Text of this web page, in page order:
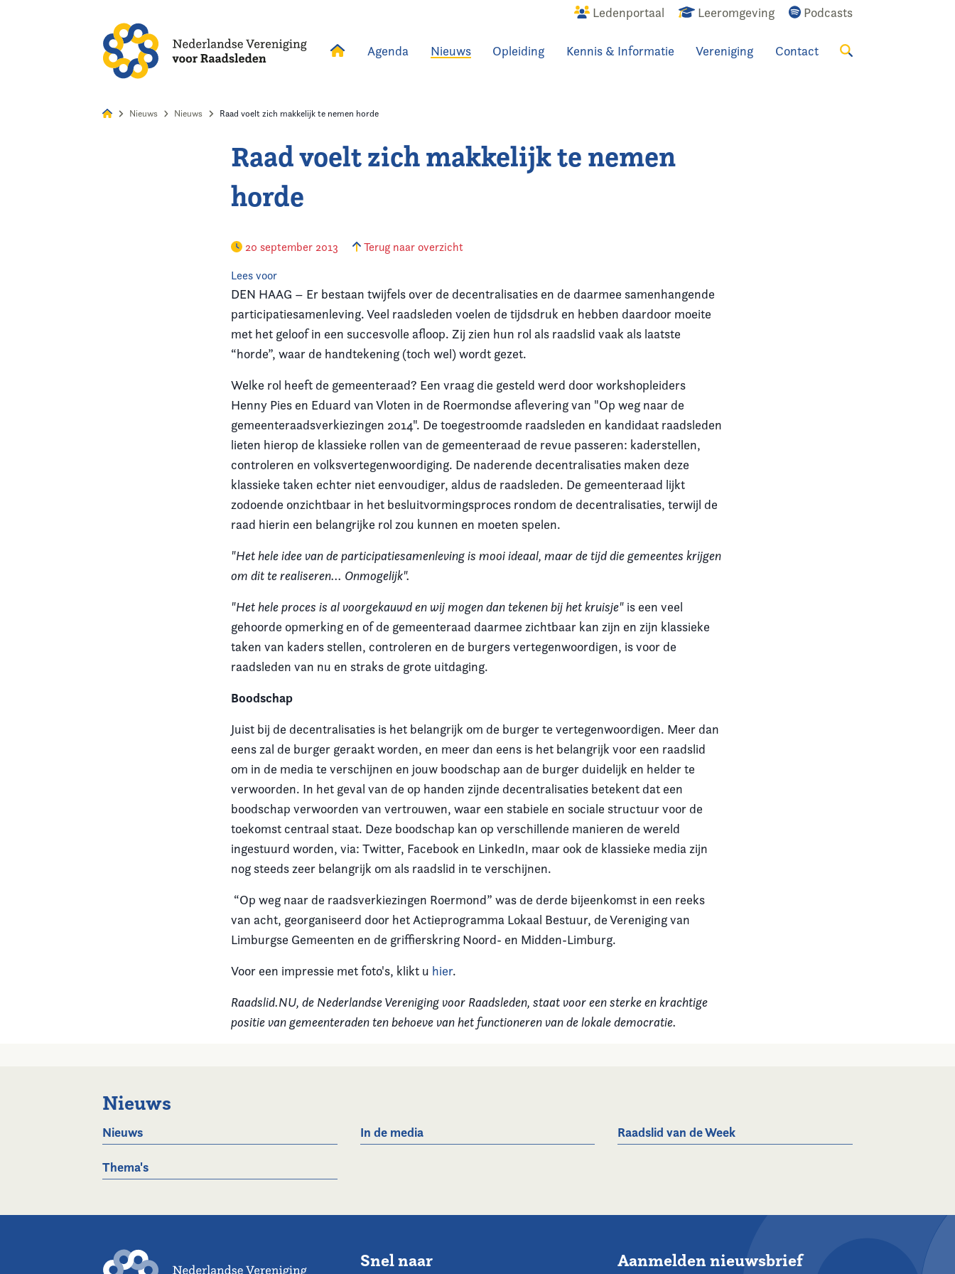
Ledenportaal Leeromgeving Podcasts
Agenda Nieuws Opleiding Kennis & Informatie Vereniging Contact
Nieuws Nieuws Raad voelt zich makkelijk te nemen horde
Raad voelt zich makkelijk te nemen
horde
20 september 2013 Terug naar overzicht
Lees voor
DEN HAAG – Er bestaan twijfels over de decentralisaties en de daarmee samenhangende
participatiesamenleving. Veel raadsleden voelen de tijdsdruk en hebben daardoor moeite
met het geloof in een succesvolle afloop. Zij zien hun rol als raadslid vaak als laatste
“horde”, waar de handtekening (toch wel) wordt gezet.
Welke rol heeft de gemeenteraad? Een vraag die gesteld werd door workshopleiders
Henny Pies en Eduard van Vloten in de Roermondse aflevering van "Op weg naar de
gemeenteraadsverkiezingen 2014". De toegestroomde raadsleden en kandidaat raadsleden
lieten hierop de klassieke rollen van de gemeenteraad de revue passeren: kaderstellen,
controleren en volksvertegenwoordiging. De naderende decentralisaties maken deze
klassieke taken echter niet eenvoudiger, aldus de raadsleden. De gemeenteraad lijkt
zodoende onzichtbaar in het besluitvormingsproces rondom de decentralisaties, terwijl de
raad hierin een belangrijke rol zou kunnen en moeten spelen.
"Het hele idee van de participatiesamenleving is mooi ideaal, maar de tijd die gemeentes krijgen
om dit te realiseren... Onmogelijk".
"Het hele proces is al voorgekauwd en wij mogen dan tekenen bij het kruisje" is een veel
gehoorde opmerking en of de gemeenteraad daarmee zichtbaar kan zijn en zijn klassieke
taken van kaders stellen, controleren en de burgers vertegenwoordigen, is voor de
raadsleden van nu en straks de grote uitdaging.
Boodschap
Juist bij de decentralisaties is het belangrijk om de burger te vertegenwoordigen. Meer dan
eens zal de burger geraakt worden, en meer dan eens is het belangrijk voor een raadslid
om in de media te verschijnen en jouw boodschap aan de burger duidelijk en helder te
verwoorden. In het geval van de op handen zijnde decentralisaties betekent dat een
boodschap verwoorden van vertrouwen, waar een stabiele en sociale structuur voor de
toekomst centraal staat. Deze boodschap kan op verschillende manieren de wereld
ingestuurd worden, via: Twitter, Facebook en LinkedIn, maar ook de klassieke media zijn
nog steeds zeer belangrijk om als raadslid in te verschijnen.
“Op weg naar de raadsverkiezingen Roermond” was de derde bijeenkomst in een reeks
van acht, georganiseerd door het Actieprogramma Lokaal Bestuur, de Vereniging van
Limburgse Gemeenten en de griffierskring Noord- en Midden-Limburg.
Voor een impressie met foto's, klikt u hier.
Raadslid.NU, de Nederlandse Vereniging voor Raadsleden, staat voor een sterke en krachtige
positie van gemeenteraden ten behoeve van het functioneren van de lokale democratie.
Nieuws
Nieuws In de media Raadslid van de Week
Thema's
Snel naar Aanmelden nieuwsbrief